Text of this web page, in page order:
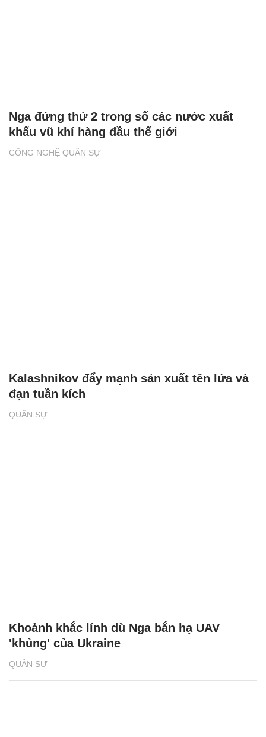
CÔNG NGHỆ QUÂN SỰ
Nga đứng thứ 2 trong số các nước xuất
khẩu vũ khí hàng đầu thế giới
QUÂN SỰ
Kalashnikov đẩy mạnh sản xuất tên lửa và
đạn tuần kích
QUÂN SỰ
Khoảnh khắc lính dù Nga bắn hạ UAV
'khủng' của Ukraine